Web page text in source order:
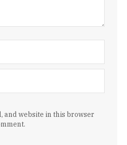
and website in this browser